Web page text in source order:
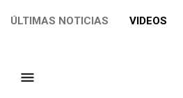
ÚLTIMAS NOTICIAS VIDEOS